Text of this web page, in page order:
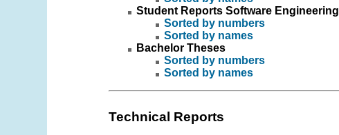
Student Reports Software Engineering
Sorted by numbers
Sorted by names
Bachelor Theses
Sorted by numbers
Sorted by names
Technical Reports